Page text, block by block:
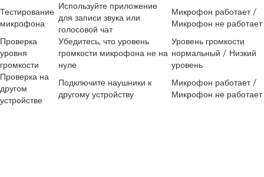
Тестирование
микрофона
Используйте приложение
для записи звука или
голосовой чат
Микрофон работает /
Микрофон не работает
Проверка
уровня
громкости
Убедитесь, что уровень
громкости микрофона не на
нуле
Уровень громкости
нормальный / Низкий
уровень
Проверка на
другом
устройстве
Подключите наушники к
другому устройству
Микрофон работает /
Микрофон не работает